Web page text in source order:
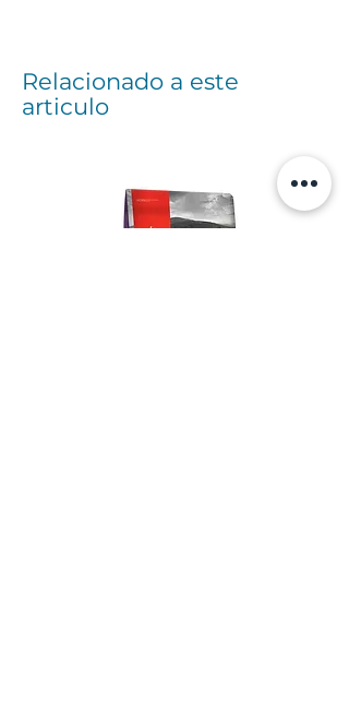
Relacionado a este
articulo